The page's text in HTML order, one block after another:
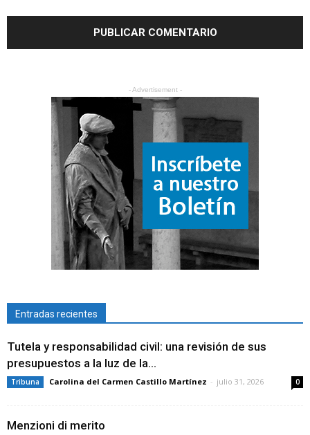
- Advertisement -
Entradas recientes
Tutela y responsabilidad civil: una revisión de sus
presupuestos a la luz de la...
Tribuna Carolina del Carmen Castillo Martínez - julio 31, 2026 0
Menzioni di merito